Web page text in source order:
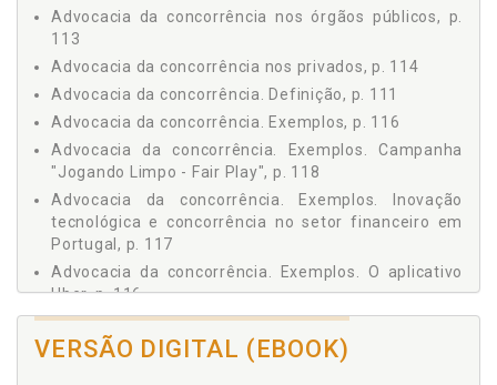
Econômico (OCDE), p. 51
A Rede Lusófona da Concorrência, p. 53
Fórum Africano da Concorrência, p. 55
A cooperação internacional no controle de estruturas,
p. 55
A cooperação internacional no controle de condutas, p.
2.3 REFERÊNCIAS, p. 58
Unidade 3 - CONCEITOS E CRITÉRIOS DE NOTIFICAÇÃO, p. 61
3.1 ATOS DE CONCENTRAÇÃO: FUSÃO, AQUISIÇÃO, JOINT
VENTURE E OUTROS TIPOS, p. 61
Fusão, p. 62
Aquisição, p. 63
Advocacia da concorrência nos órgãos públicos, p.
113
Advocacia da concorrência nos privados, p. 114
Advocacia da concorrência. Definição, p. 111
Advocacia da concorrência. Exemplos, p. 116
Advocacia da concorrência. Exemplos. Campanha
"Jogando Limpo - Fair Play", p. 118
Advocacia da concorrência. Exemplos. Inovação
tecnológica e concorrência no setor financeiro em
Portugal, p. 117
Advocacia da concorrência. Exemplos. O aplicativo
Uber, p. 116
Advocacia da concorrência. Exemplos. O caso
Denatran, p. 116
VERSÃO DIGITAL (EBOOK)